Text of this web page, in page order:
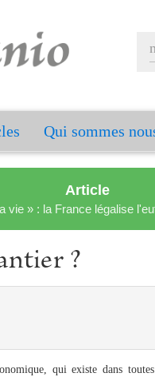
Qui sommes
Article
vie » : la France légalise
?
qui existe dans